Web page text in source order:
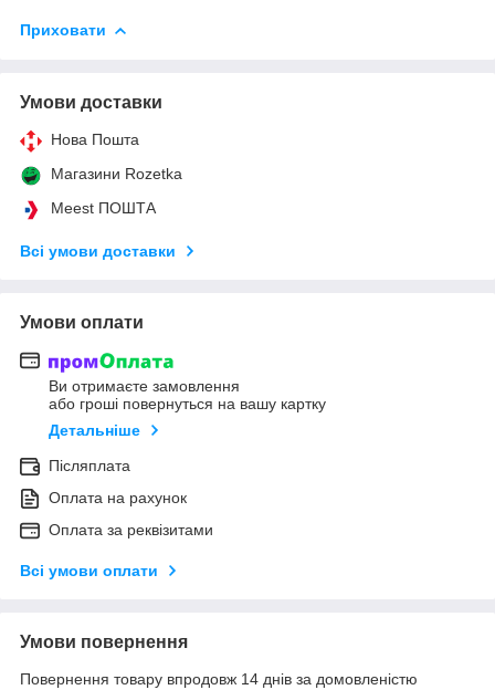
Приховати
Умови доставки
Нова Пошта
Магазини Rozetka
Meest ПОШТА
Всі умови доставки
Умови оплати
Ви отримаєте замовлення
або гроші повернуться на вашу картку
Детальніше
Післяплата
Оплата на рахунок
Оплата за реквізитами
Всі умови оплати
Умови повернення
Повернення товару впродовж 14 днів за домовленістю